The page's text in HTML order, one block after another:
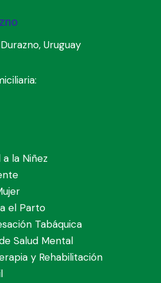
Uruguay
la Niñez
el Parto
Tabáquica
Salud Mental
y Rehabilitación